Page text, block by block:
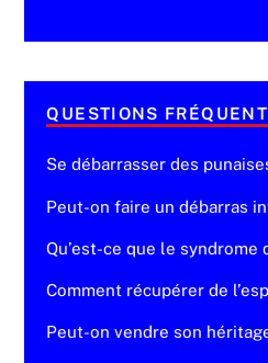
QUESTIONS
Se débarrasser des
Peut-on faire un débarras
Qu’est-ce que le syndrome
Comment récupérer de
Peut-on vendre son